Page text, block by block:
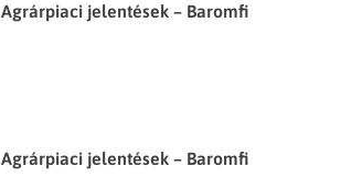
Agrárpiaci jelentések – Baromfi
Agrárpiaci jelentések – Baromfi